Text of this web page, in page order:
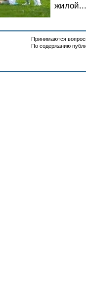
жилой...
Принимаются
По содержанию